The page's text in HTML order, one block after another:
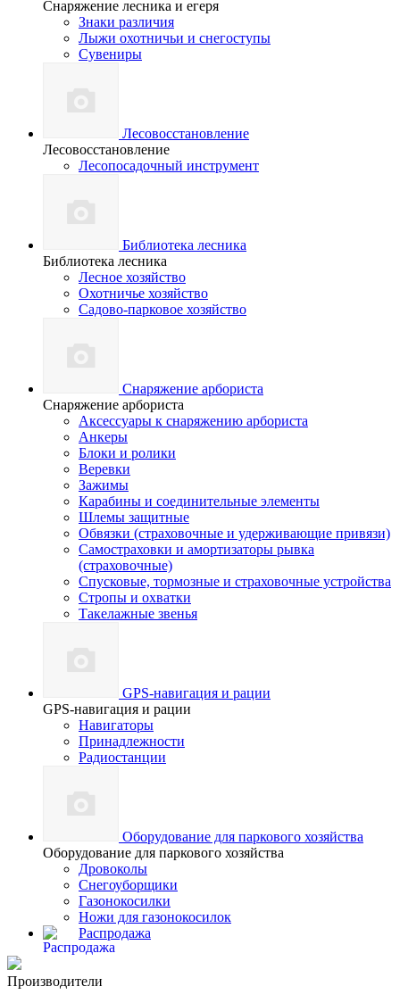
Снаряжение лесника и егеря
Знаки различия
Лыжи охотничьи и снегоступы
Сувениры
Лесовосстановление
Лесовосстановление
Лесопосадочный инструмент
Библиотека лесника
Библиотека лесника
Лесное хозяйство
Охотничье хозяйство
Садово-парковое хозяйство
Снаряжение арбориста
Снаряжение арбориста
Аксессуары к снаряжению арбориста
Анкеры
Блоки и ролики
Веревки
Зажимы
Карабины и соединительные элементы
Шлемы защитные
Обвязки (страховочные и удерживающие привязи)
Самостраховки и амортизаторы рывка
(страховочные)
Спусковые, тормозные и страховочные устройства
Стропы и охватки
Такелажные звенья
GPS-навигация и рации
GPS-навигация и рации
Навигаторы
Принадлежности
Радиостанции
Оборудование для паркового хозяйства
Оборудование для паркового хозяйства
Дровоколы
Снегоуборщики
Газонокосилки
Ножи для газонокосилок
Распродажа
Производители